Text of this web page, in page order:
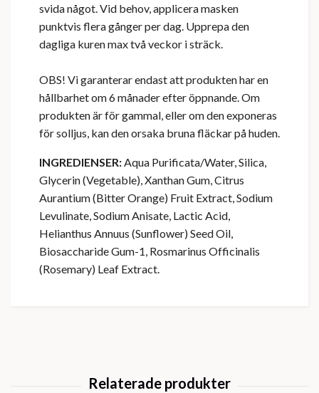
svida något. Vid behov, applicera masken
punktvis flera gånger per dag. Upprepa den
dagliga kuren max två veckor i sträck.
OBS! Vi garanterar endast att produkten har en
hållbarhet om 6 månader efter öppnande. Om
produkten är för gammal, eller om den exponeras
för solljus, kan den orsaka bruna fläckar på huden.
INGREDIENSER: Aqua Purificata/Water, Silica,
Glycerin (Vegetable), Xanthan Gum, Citrus
Aurantium (Bitter Orange) Fruit Extract, Sodium
Levulinate, Sodium Anisate, Lactic Acid,
Helianthus Annuus (Sunflower) Seed Oil,
Biosaccharide Gum-1, Rosmarinus Officinalis
(Rosemary) Leaf Extract.